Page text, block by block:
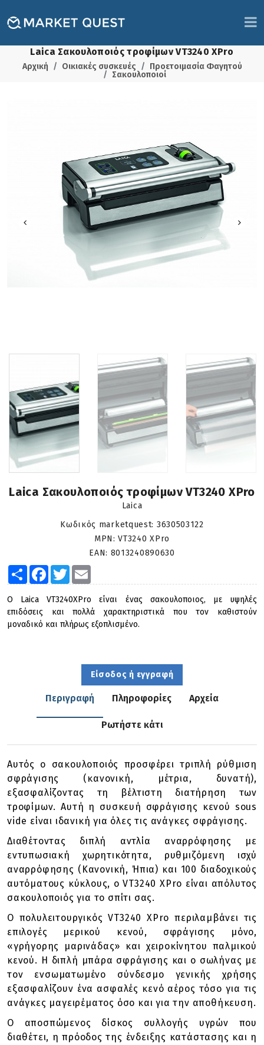
Laica Σακουλοποιός τροφίμων VT3240 XPro
Αρχική Οικιακές συσκευές
Προετοιμασία Φαγητού
Σακουλοποιοί
Laica Σακουλοποιός τροφίμων VT3240 XPro
Laica
Κωδικός marketquest: 3630503122
MPN:VT3240 XPro
EAN: 8013240890630
Share Facebook
Twitter
Ο Laica VT3240XPro είναι ένας σακουλοποιος, με υψηλές
επιδόσεις και πολλά χαρακτηριστικά που τον καθιστούν
μοναδικό και πλήρως εξοπλισμένο.
Είσοδος ή εγγραφή
Περιγραφή Πληροφορίες Αρχεία
Ρωτήστε κάτι
Αυτός ο σακουλοποιός προσφέρει τριπλή ρύθμιση
σφράγισης (κανονική, μέτρια, δυνατή),
εξασφαλίζοντας τη βέλτιστη διατήρηση των
τροφίμων. Αυτή η συσκευή σφράγισης κενού sous
vide είναι ιδανική για όλες τις ανάγκες σφράγισης.
Διαθέτοντας διπλή αντλία αναρρόφησης με
εντυπωσιακή χωρητικότητα, ρυθμιζόμενη ισχύ
αναρρόφησης (Κανονική, Ήπια) και 100 διαδοχικούς
αυτόματους κύκλους, ο VT3240 XPro είναι απόλυτος
σακουλοποιός για το σπίτι σας.
O πολυλειτουργικός VT3240 XPro περιλαμβάνει τις
επιλογές μερικού κενού, σφράγισης μόνο,
«γρήγορης μαρινάδας» και χειροκίνητου παλμικού
κενού. Η διπλή μπάρα σφράγισης και ο σωλήνας με
τον ενσωματωμένο σύνδεσμο γενικής χρήσης
εξασφαλίζουν ένα ασφαλές κενό αέρος τόσο για τις
ανάγκες μαγειρέματος όσο και για την αποθήκευση.
Ο αποσπώμενος δίσκος συλλογής υγρών που
διαθέτει, η πρόοδος της ένδειξης κατάστασης και η